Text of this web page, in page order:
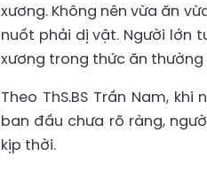
xương. Không nên vừa ăn
nuốt phải dị vật. Người lớn
xương trong thức ăn
Theo ThS.BS Trần Nam,
ban đầu chưa rõ ràng,
kịp thời.